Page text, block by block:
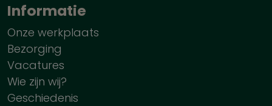
Informatie
Onze werkplaats
Bezorging
Vacatures
Wie zijn wij?
Geschiedenis